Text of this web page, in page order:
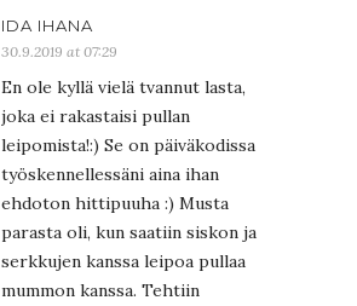
IDA IHANA
30.9.2019 at 07:29
En ole kyllä vielä tvannut lasta,
joka ei rakastaisi pullan
leipomista!:) Se on päiväkodissa
työskennellessäni aina ihan
ehdoton hittipuuha :) Musta
parasta oli, kun saatiin siskon ja
serkkujen kanssa leipoa pullaa
mummon kanssa. Tehtiin